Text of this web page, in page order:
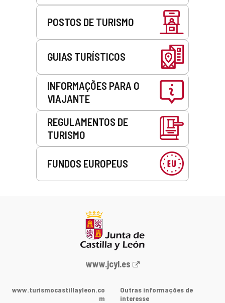
POSTOS DE TURISMO
GUIAS TURÍSTICOS
INFORMAÇÕES PARA O
VIAJANTE
REGULAMENTOS DE
TURISMO
FUNDOS EUROPEUS
Portal
Junta
www.jcyl.es
www.turismocastillayleon.co
m
Outras informações de
interesse